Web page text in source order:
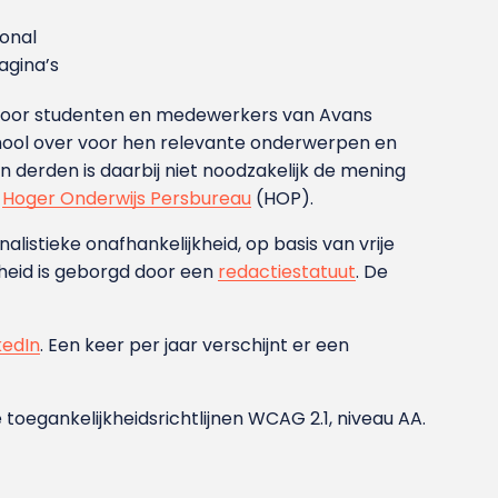
studenten en medewerkers van Avans
over voor hen relevante onderwerpen en
is daarbij niet noodzakelijk de mening
Hoger Onderwijs Persbureau (HOP).
onafhankelijkheid, op basis van vrije
is geborgd door een redactiestatuut. De
. Een keer per jaar verschijnt er een
WCAG 2.1, niveau AA.